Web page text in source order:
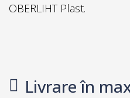
OBERLIHT Plast.
Livrare în